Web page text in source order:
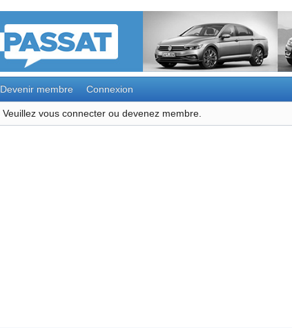
Devenir membre Connexion
Veuillez vous connecter ou devenez membre.